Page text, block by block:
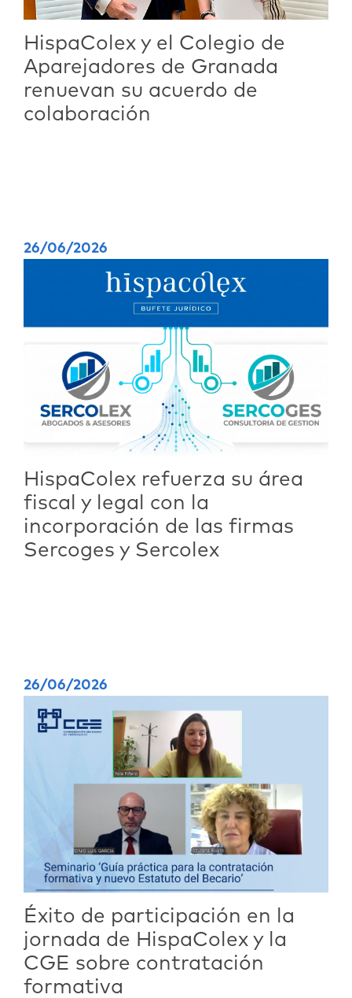
HispaColex y el Colegio de
Aparejadores de Granada
renuevan su acuerdo de
colaboración
26/06/2026
HispaColex refuerza su área
fiscal y legal con la
incorporación de las firmas
Sercoges y Sercolex
26/06/2026
Éxito de participación en la
jornada de HispaColex y la
CGE sobre contratación
formativa